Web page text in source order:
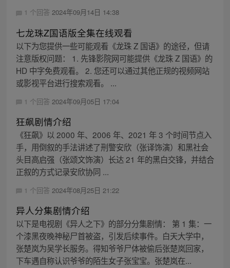
1 个回答 2024年09月14日 14:38
七龙珠Z国语版全集在线观看
以下为您提供一些可能观看《龙珠 Z 国语》的途径，但请
注意版权问题： 1. 先锋影院网可能提供《龙珠 Z 国语》的
HD 中字免费观看。 2. 您还可以通过其他正规的视频网站
或影视平台进行搜索观看。 ...
1 个回答 2024年09月05日 17:04
狂飙剧情介绍
《狂飙》以 2000 年、2006 年、2021 年 3 个时间节点入
手，用倒叙的手法讲述了刑警安欣（张译饰演）和黑社会
头目高启强（张颂文饰演）长达 21 年的黑白交锋，并结合
正叙的方式记录安欣协同 ...
1 个回答 2024年08月25日 21:22
异人分集剧情介绍
以下是电视剧《异人之下》的部分分集剧情： 第 1 集：一
个漆黑夜晚神秘尸首被盗，引发后续事件。白天大学中，
张楚岚为吴学长服务。得知爷爷尸体被偷后张楚岚回家，
下车遇自称认识爷爷的陌生女子张宝宝。张楚岚在...